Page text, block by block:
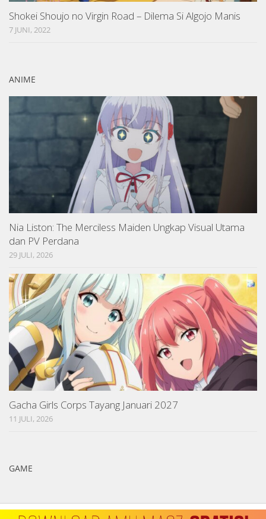
Shokei Shoujo no Virgin Road – Dilema Si Algojo Manis
7 JUNI, 2022
ANIME
Nia Liston: The Merciless Maiden Ungkap Visual Utama
dan PV Perdana
29 JULI, 2026
Gacha Girls Corps Tayang Januari 2027
11 JULI, 2026
GAME